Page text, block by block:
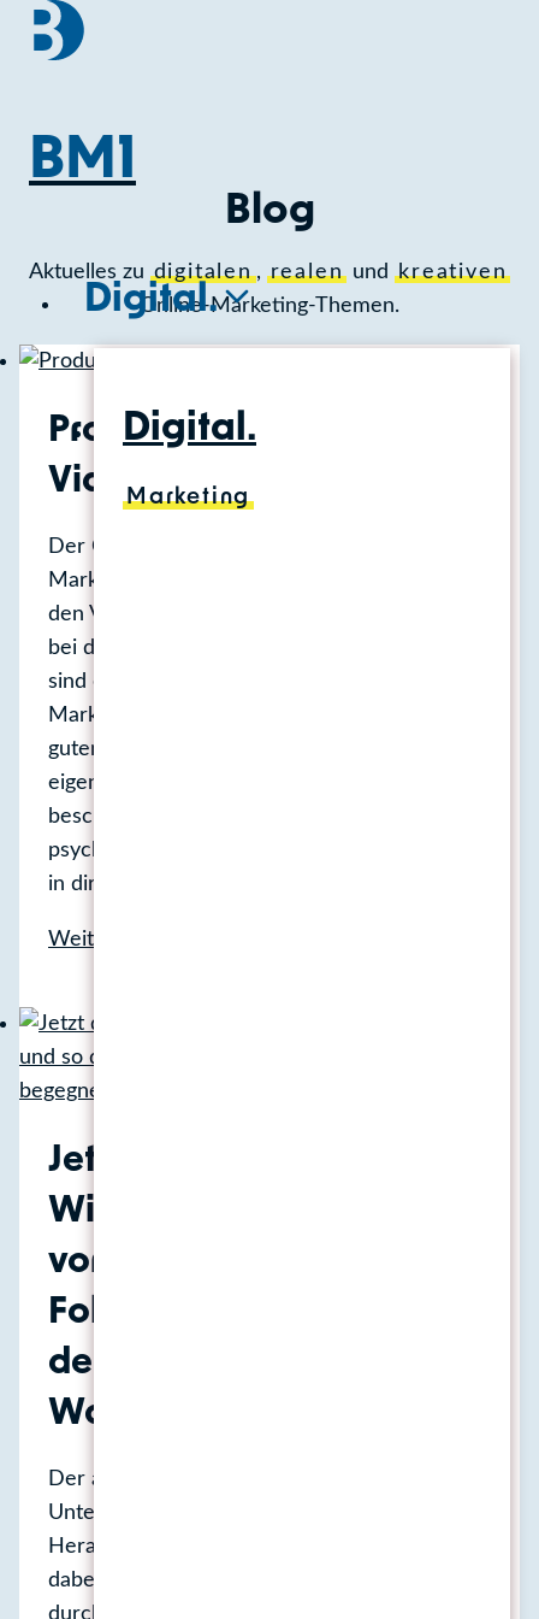
Zum
Inhalt
BM1
Digital.
Digital.
Marketing
Blog
Aktuelles zu digitalen, realen undkreativen
Online-Marketing-Themen.
Produktanwendungen mit
Videos zeigen
Der Carpenter-Effekt in der
Marketingkommunikation: Wie Bewegtbilder
den Verkauf fördern Videos, die Menschen
bei der Anwendung von Produkten zeigen,
sind ein mächtiges Werkzeug in der
Marketingkommunikation – und das aus
gutem Grund. Ausschlaggebend dafür ist der
eigentlich schon vor recht langer Zeit
beschriebene „Carpenter-Effekt“, ein
psychologisches Phänomen, das mittlerweile
in direkten Zusammenhang mit den deutlich…
Weiterlesen
Jetzt drohenden
Wissensverlusten
vorbeugen und so den
Folgen des
demographischen
Wandels begegnen!
Der aktuelle demographische Wandel stellt
Unternehmen und Institutionen vor gewaltige
Herausforderungen. Eine ganz wesentliche
dabei: der bevorstehende Wissensverlust
durch das Ausscheiden von erfahrenen